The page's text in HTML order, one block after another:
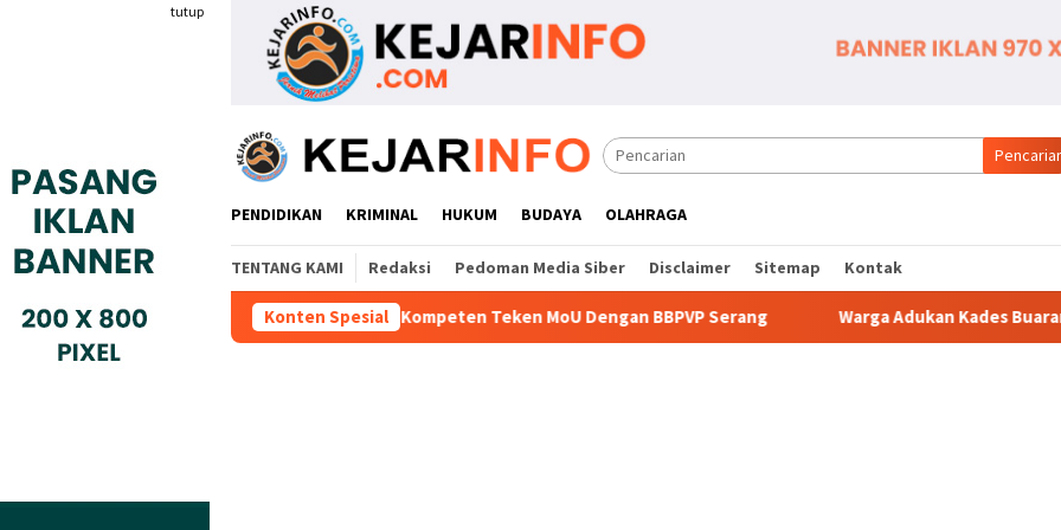
tutup
PENDIDIKAN KRIMINAL HUKUM BUDAYA OLAHRAGA
TENTANG KAMI Redaksi Pedoman Media Siber Disclaimer Sitemap Kontak
Konten Spesial
Gyokai Indonesia Kompeten Teken MoU Dengan BBPVP Serang Warga Adukan Kades Buaran Bambu Atas